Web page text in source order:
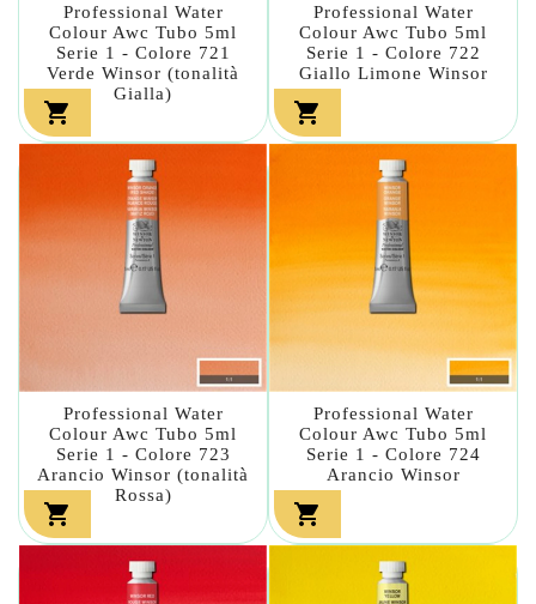
Professional Water
Colour Awc Tubo 5ml
Serie 1 - Colore 721
Verde Winsor (tonalità
Gialla)

Professional Water
Colour Awc Tubo 5ml
Serie 1 - Colore 722
Giallo Limone Winsor

Professional Water
Colour Awc Tubo 5ml
Serie 1 - Colore 723
Arancio Winsor (tonalità
Rossa)

Professional Water
Colour Awc Tubo 5ml
Serie 1 - Colore 724
Arancio Winsor
